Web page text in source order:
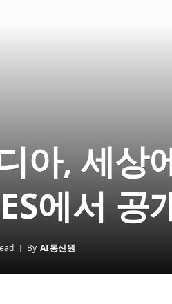
아, 세상
에서 공
By AI통신원